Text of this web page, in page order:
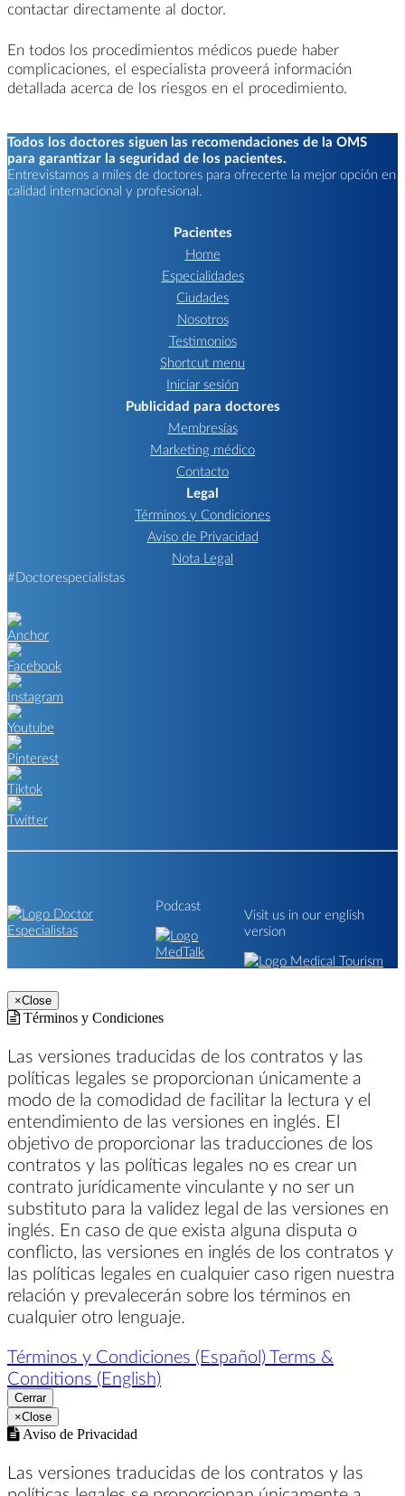
contactar directamente al doctor.
En todos los procedimientos médicos puede haber
complicaciones, el especialista proveerá información
detallada acerca de los riesgos en el procedimiento.
Todos los doctores siguen las recomendaciones de la OMS
para garantizar la seguridad de los pacientes.
Entrevistamos a miles de doctores para ofrecerte la mejor opción en
calidad internacional y profesional.
Pacientes
Home
Especialidades
Ciudades
Nosotros
Testimonios
Shortcut menu
Iniciar sesión
Publicidad para doctores
Membresías
Marketing médico
Contacto
Legal
Términos y Condiciones
Aviso de Privacidad
Nota Legal
#Doctorespecialistas
Podcast
Visit us in our english
version
×Close
Términos y Condiciones
Las versiones traducidas de los contratos y las
políticas legales se proporcionan únicamente a
modo de la comodidad de facilitar la lectura y el
entendimiento de las versiones en inglés. El
objetivo de proporcionar las traducciones de los
contratos y las políticas legales no es crear un
contrato jurídicamente vinculante y no ser un
substituto para la validez legal de las versiones en
inglés. En caso de que exista alguna disputa o
conflicto, las versiones en inglés de los contratos y
las políticas legales en cualquier caso rigen nuestra
relación y prevalecerán sobre los términos en
cualquier otro lenguaje.
Términos y Condiciones (Español) Terms &
Conditions (English)
Cerrar
×Close
Aviso de Privacidad
Las versiones traducidas de los contratos y las